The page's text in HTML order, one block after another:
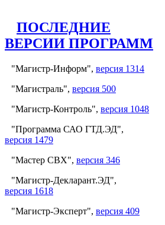
ПОСЛЕДНИЕ
ВЕРСИИ ПРОГРАММ
"Магистр-Информ", версия 1314
"Магистраль", версия 500
"Магистр-Контроль", версия 1048
"Программа САО ГТД.ЭД",
версия 1479
"Мастер СВХ", версия 346
"Магистр-Декларант.ЭД",
версия 1618
"Магистр-Эксперт", версия 409